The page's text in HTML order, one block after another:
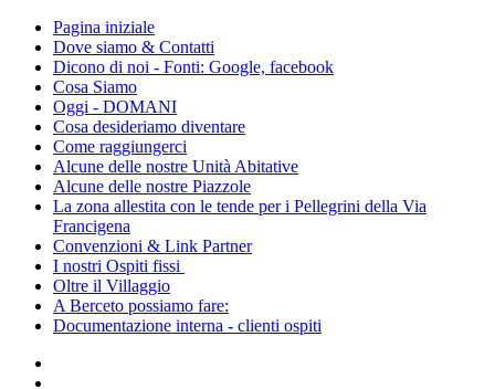
Pagina iniziale
Dove siamo & Contatti
Dicono di noi - Fonti: Google, facebook
Cosa Siamo
Oggi - DOMANI
Cosa desideriamo diventare
Come raggiungerci
Alcune delle nostre Unità Abitative
Alcune delle nostre Piazzole
La zona allestita con le tende per i Pellegrini della Via
Francigena
Convenzioni & Link Partner
I nostri Ospiti fissi
Oltre il Villaggio
A Berceto possiamo fare:
Documentazione interna - clienti ospiti